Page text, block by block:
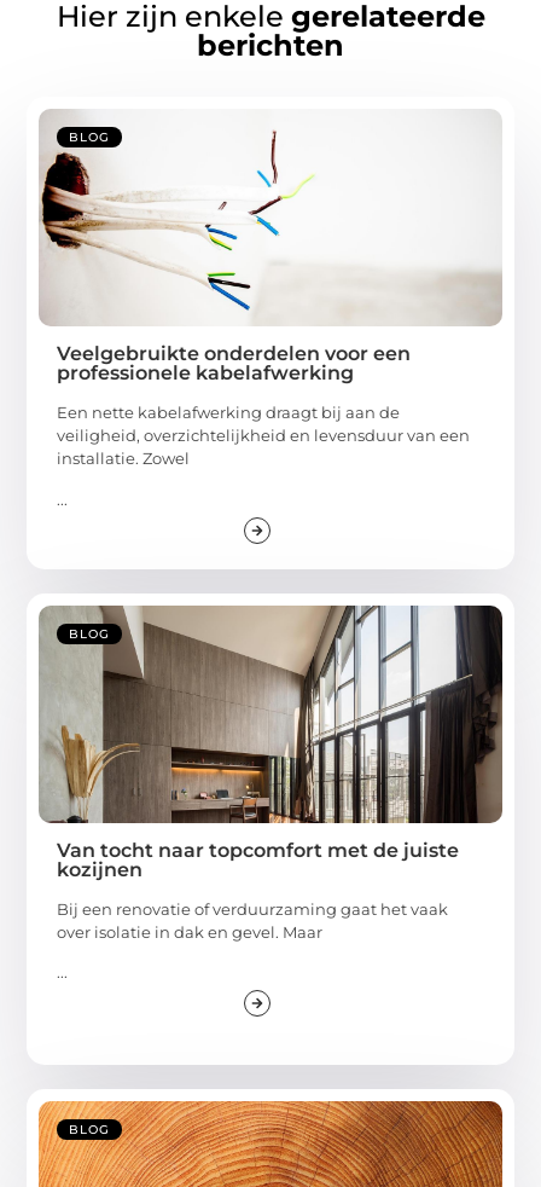
Hier zijn enkele gerelateerde
berichten
BLOG
Veelgebruikte onderdelen voor een
professionele kabelafwerking
Een nette kabelafwerking draagt bij aan de
veiligheid, overzichtelijkheid en levensduur van een
installatie. Zowel
...
BLOG
Van tocht naar topcomfort met de juiste
kozijnen
Bij een renovatie of verduurzaming gaat het vaak
over isolatie in dak en gevel. Maar
...
BLOG